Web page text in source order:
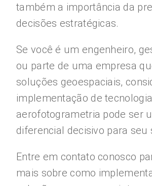
também a importância da
decisões estratégicas.
Se você é um engenheiro,
ou parte de uma empresa
soluções geoespaciais,
implementação de
aerofotogrametria pode ser
diferencial decisivo para seu
Entre em contato conosco
mais sobre como